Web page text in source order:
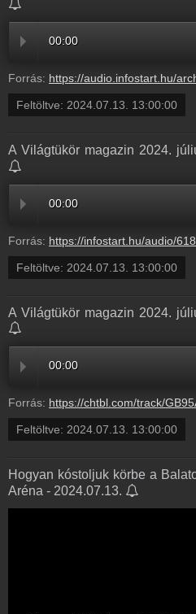
00:00
Forrás: https://audio.infostart.hu/archive/audio/61818/
Feltöltve: 2024.07.13. 13:00:00
A Világtükör magazin 2024.
00:00
Forrás: https://infostart.hu/audio/61818/
Feltöltve: 2024.07.13. 13:00:00
A Világtükör magazin 2024.
00:00
Forrás: https://chtbl.com/track/GB95AD/dts.podtrac.com/redirect.mp3/infostart.hu/
Feltöltve: 2024.07.13. 13:00:00
Hogyan kóstoljuk körbe a
Aréna - 2024.07.13.